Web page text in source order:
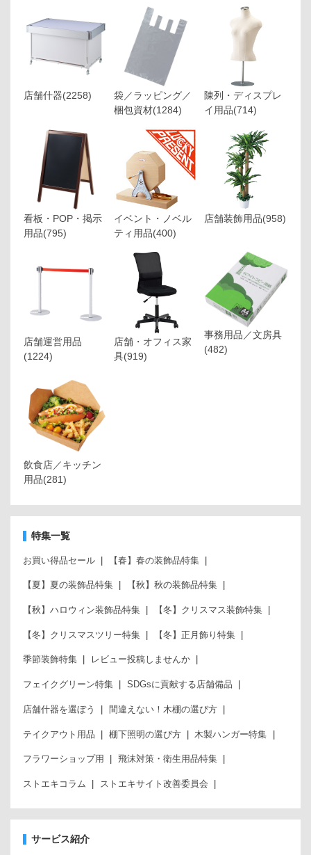
店舗什器(2258)
袋／ラッピング／
梱包資材(1284)
陳列・ディスプレ
イ用品(714)
看板・POP・掲示
用品(795)
イベント・ノベル
ティ用品(400)
店舗装飾用品(958)
店舗運営用品
(1224)
店舗・オフィス家
具(919)
事務用品／文房具
(482)
飲食店／キッチン
用品(281)
特集一覧
お買い得品セール 【春】春の装飾品特集
【夏】夏の装飾品特集 【秋】秋の装飾品特集
【秋】ハロウィン装飾品特集 【冬】クリスマス装飾特集
【冬】クリスマスツリー特集 【冬】正月飾り特集
季節装飾特集 レビュー投稿しませんか
フェイクグリーン特集 SDGsに貢献する店舗備品
店舗什器を選ぼう 間違えない！木棚の選び方
テイクアウト用品 棚下照明の選び方 木製ハンガー特集
フラワーショップ用 飛沫対策・衛生用品特集
ストエキコラム ストエキサイト改善委員会
サービス紹介